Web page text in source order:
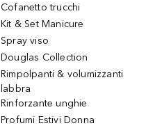
Cofanetto trucchi
Kit & Set Manicure
Spray viso
Douglas Collection
Rimpolpanti & volumizzanti
labbra
Rinforzante unghie
Profumi Estivi Donna